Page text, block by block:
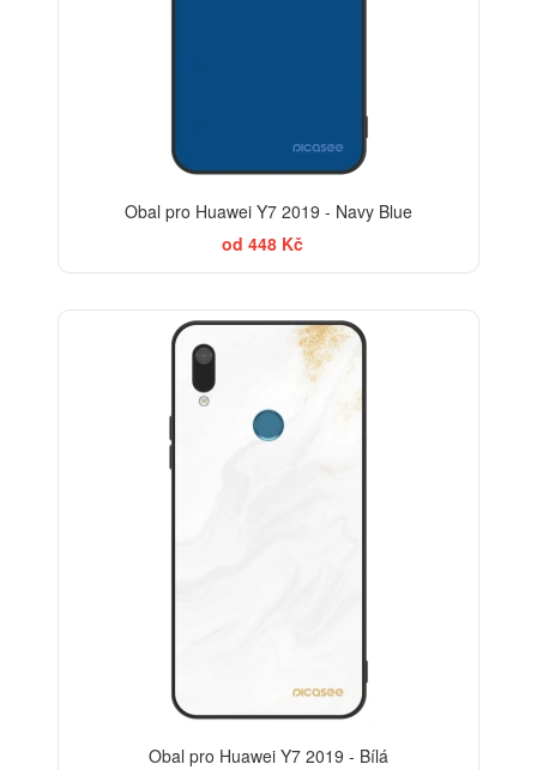
Obal pro Huawei Y7 2019 - Navy Blue
od 448 Kč
Obal pro Huawei Y7 2019 - Bílá